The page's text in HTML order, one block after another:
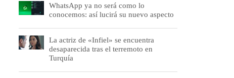
WhatsApp ya no será como lo
conocemos: así lucirá su nuevo aspecto
La actriz de «Infiel» se encuentra
desaparecida tras el terremoto en
Turquía